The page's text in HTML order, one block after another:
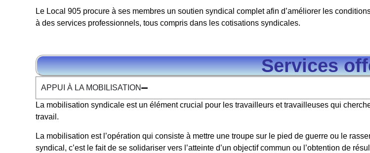
Le Local 905 procure à ses membres un soutien syndical complet afin d’améliorer les
à des services professionnels, tous compris dans les cotisations syndicales.
Services
APPUI À LA MOBILISATION
La mobilisation syndicale est un élément crucial pour les travailleurs et travailleuses qui
travail.
La mobilisation est l’opération qui consiste à mettre une troupe sur le pied de guerre ou le
syndical, c’est le fait de se solidariser vers l’atteinte d’un objectif commun ou l’obtention de